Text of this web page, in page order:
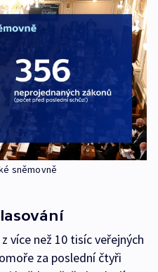
sněmovně
více než 10 tisíc veřejných
za poslední čtyři